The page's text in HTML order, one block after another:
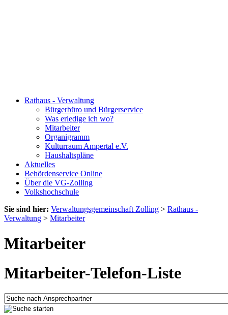
Rathaus - Verwaltung
Bürgerbüro und Bürgerservice
Was erledige ich wo?
Mitarbeiter
Organigramm
Kulturraum Ampertal e.V.
Haushaltspläne
Aktuelles
Behördenservice Online
Über die VG-Zolling
Volkshochschule
Sie sind hier: Verwaltungsgemeinschaft Zolling > Rathaus -
Verwaltung > Mitarbeiter
Mitarbeiter
Mitarbeiter-Telefon-Liste